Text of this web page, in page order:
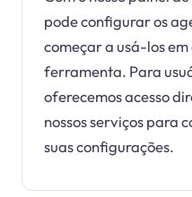
pode configurar os
começar a usá-los
ferramenta. Para
oferecemos acesso
nossos serviços para
suas configurações.